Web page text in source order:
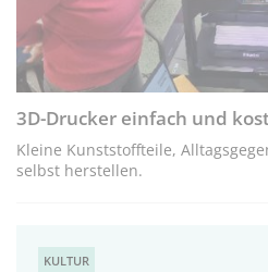
3D-Drucker einfach und
Kleine Kunststoffteile,
selbst herstellen.
KULTUR